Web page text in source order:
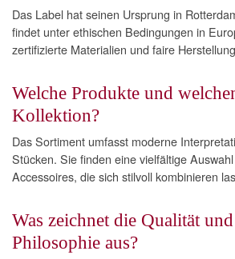
Das Label hat seinen Ursprung in
findet unter ethischen Bedingungen in
zertifizierte Materialien und faire
Welche Produkte und
Kollektion?
Das Sortiment umfasst moderne
Stücken. Sie finden eine vielfältige
Accessoires, die sich stilvoll kombinieren
Was zeichnet die Qualität
Philosophie aus?